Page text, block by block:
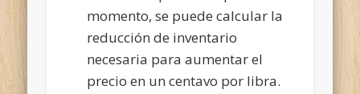
momento, se puede calcular la
reducción de inventario
necesaria para aumentar el
precio en un centavo por libra.